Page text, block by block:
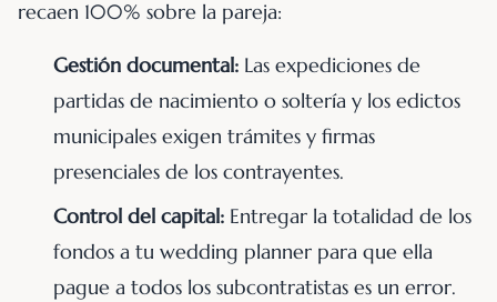
recaen 100% sobre la pareja:
Gestión documental: Las expediciones de
partidas de nacimiento o soltería y los edictos
municipales exigen trámites y firmas
presenciales de los contrayentes.
Control del capital: Entregar la totalidad de los
fondos a tu wedding planner para que ella
pague a todos los subcontratistas es un error.